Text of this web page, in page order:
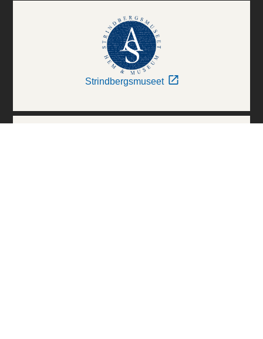
Strindbergsmuseet